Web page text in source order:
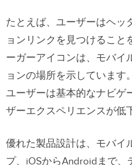
たとえば、ユーザーはヘッ
ョンリンクを見つけること
ーガーアイコンは、モバイ
ョンの場所を示しています
ユーザーは基本的なナビゲ
ザーエクスペリエンスが低
優れた製品設計は、モバイ
プ、iOSからAndroidまで